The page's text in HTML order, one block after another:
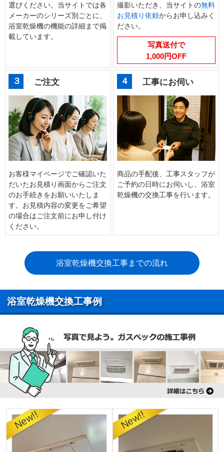
選びください。当サイトでは各
メーカーのシリーズ別ごとに、
浴室乾燥機の機能の詳細まで掲
載しています。
撮影いただき、当サイトの無料
お見積り依頼からお申し込みく
ださい。
写真送付で
1,000円OFF
３ ご注文
お客様マイページでご確認いた
だいたお見積り画面からご注文
のお手続きをお願いいたしま
す。お見積内容の変更をご希望
の場合はご注文前にお申し付け
ください。
４ 工事にお伺い
商品の手配後、工事スタッフが
ご予約の日時にお伺いし、浴室
乾燥機の交換工事を行います。
浴室乾燥機交換工事までの流れ
浴室乾燥機交換工事例